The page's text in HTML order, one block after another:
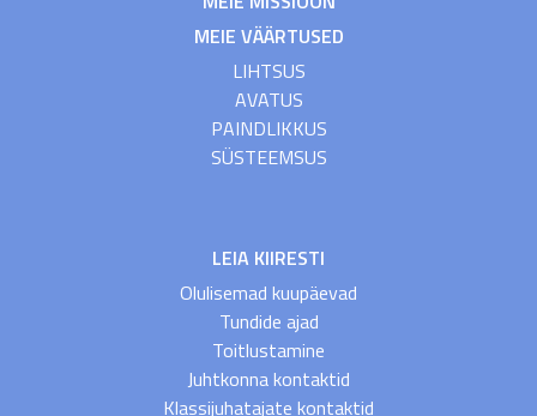
MEIE VÄÄRTUSED
LIHTSUS
AVATUS
PAINDLIKKUS
SÜSTEEMSUS
LEIA KIIRESTI
Olulisemad kuupäevad
Tundide ajad
Toitlustamine
Juhtkonna kontaktid
Klassijuhatajate kontaktid